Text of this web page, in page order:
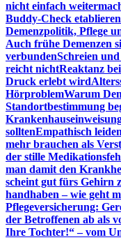
nicht einfach
Buddy-Check
Demenzpolitik, Pflege
Auch frühe Demenzen
verbundenSchreien
reicht nichtReaktanz
Druck erlebt wird
HörproblemWarum
Standortbestimmung
solltenEmpathisch
mehr brauchen als
der stille
man damit den
scheint gut fürs Gehirn
handhaben – wie geht
Pflegeversicherung:
der Betroffenen ab als
Ihre Tochter!“ – vom